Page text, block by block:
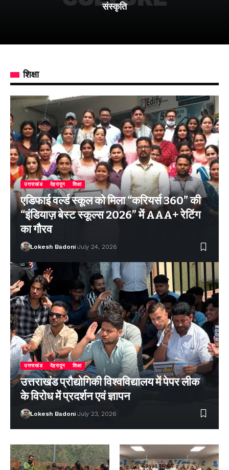
संस्कृति
शिक्षा
उत्तराखंड देहरादून शिक्षा
एडिफाई वर्ल्ड स्कूल को मिला “करियर्स 360” की
“इंडियाज़ बेस्ट स्कूल्स 2026” में AAA+ रेटिंग
का गौरव
Lokesh Badoni July 24, 2026
उत्तराखंड देहरादून शिक्षा
उत्तराखंड प्रौद्योगिकी विश्वविद्यालय में पेपर लीक
के विरोध में प्रदर्शन एवं ज्ञापन
Lokesh Badoni July 23, 2026